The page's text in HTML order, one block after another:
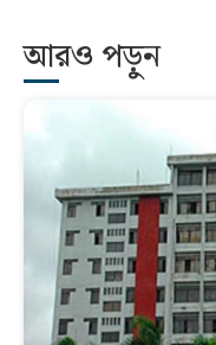
আরও পড়ুন